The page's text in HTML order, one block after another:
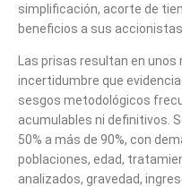
simplificación, acorte de
beneficios a sus accionistas.
Las prisas resultan en
incertidumbre que
sesgos metodológicos
acumulables ni definitivos.
50% a más de 90%, con
poblaciones, edad,
analizados, gravedad,